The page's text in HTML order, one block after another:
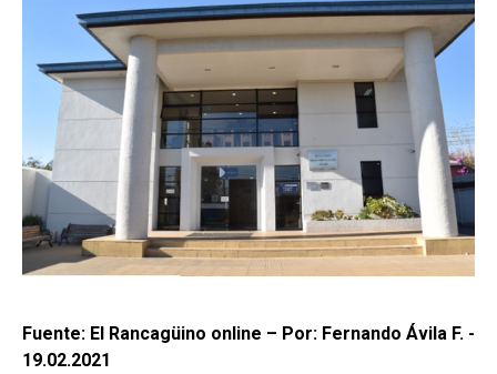
Fuente: El Rancagüino online – Por: Fernando Ávila F. -
19.02.2021